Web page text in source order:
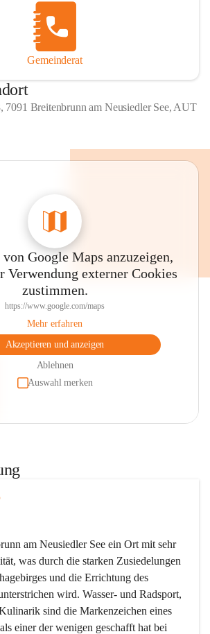
Gemeinderat
7091 Breitenbrunn am Neusiedler See, AUT
Google Maps anzuzeigen,
Verwendung externer Cookies
zustimmen.
https://www.google.com/maps
Mehr erfahren
Akzeptieren und anzeigen
Ablehnen
Auswahl merken
am Neusiedler See ein Ort mit sehr
was durch die starken Zusiedelungen
und die Errichtung des
wird. Wasser- und Radsport,
sind die Markenzeichen eines
einer der wenigen geschafft hat bei